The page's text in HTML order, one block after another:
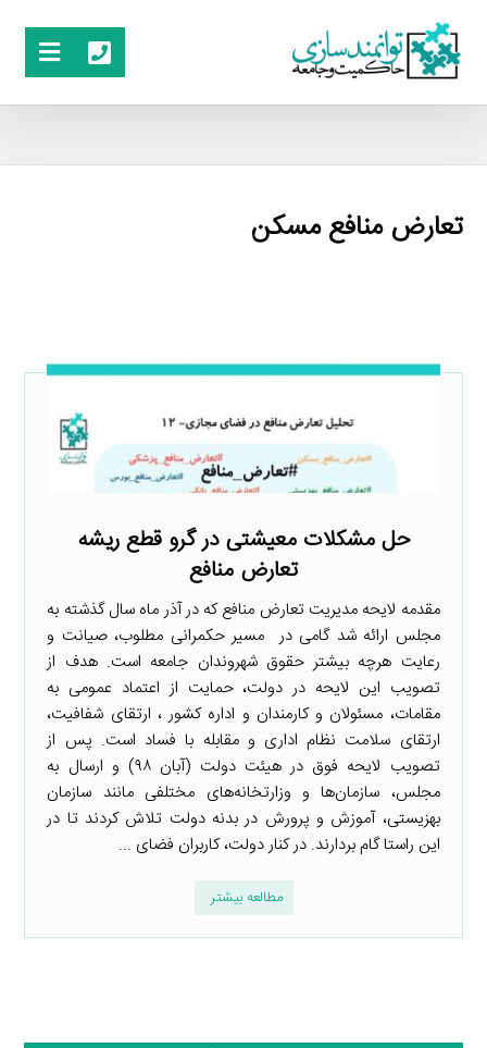
تعارض منافع مسکن
حل مشکلات معیشتی در گرو قطع ریشه
تعارض منافع
مقدمه لایحه مدیریت تعارض منافع که در آذر ماه سال گذشته به
مجلس ارائه شد گامی در مسیر حکمرانی مطلوب، صیانت و
رعایت هرچه بیشتر حقوق شهروندان جامعه است. هدف از
تصویب این لایحه در دولت، حمایت از اعتماد عمومی به
مقامات، مسئولان و کارمندان و اداره کشور ، ارتقای شفافیت،
ارتقای سلامت نظام اداری و مقابله با فساد است. پس از
تصویب لایحه فوق در هیئت دولت (آبان ۹۸) و ارسال به
مجلس، سازمان‌ها و وزارتخانه‌های مختلفی مانند سازمان
بهزیستی، آموزش و پرورش در بدنه دولت تلاش کردند تا در
این راستا گام بردارند. در کنار دولت، کاربران فضای ...
مطالعه بیشتر